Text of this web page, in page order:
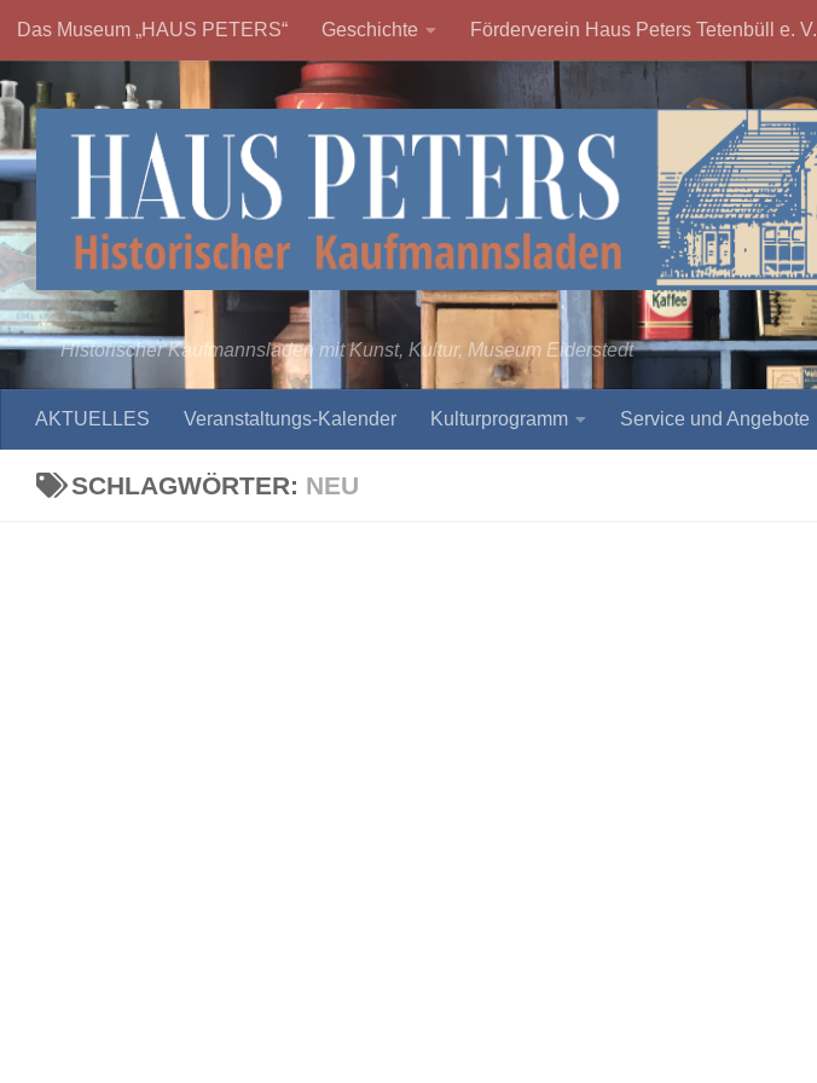
Zum Inhalt springen
Das Museum „HAUS PETERS“ Geschichte Förderverein Haus Peters Tetenbüll e. V.
Historischer Kaufmannsladen mit Kunst, Kultur, Museum Eiderstedt
AKTUELLES Veranstaltungs-Kalender Kulturprogramm Service und Angebote
SCHLAGWÖRTER: NEU